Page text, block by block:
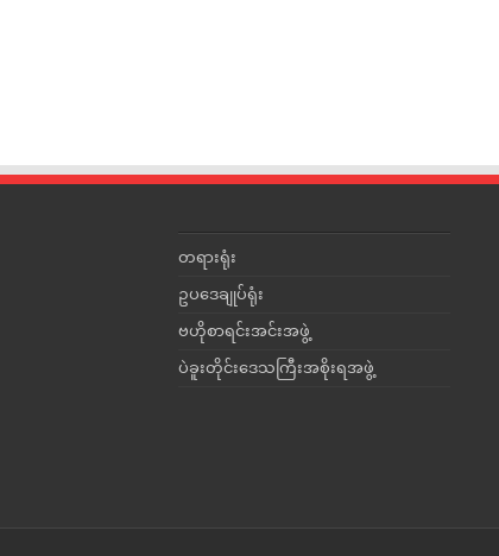
တရားရုံး
ဥပဒေချုပ်ရုံး
ဗဟိုစာရင်းအင်းအဖွဲ့
ပဲခူးတိုင်းဒေသကြီးအစိုးရအဖွဲ့